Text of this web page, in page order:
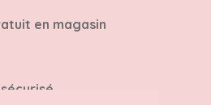
en magasin